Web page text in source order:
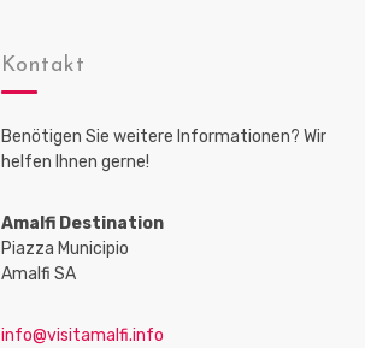
Kontakt
Benötigen Sie weitere Informationen? Wir
helfen Ihnen gerne!
Amalfi Destination
Piazza Municipio
Amalfi SA
info@visitamalfi.info